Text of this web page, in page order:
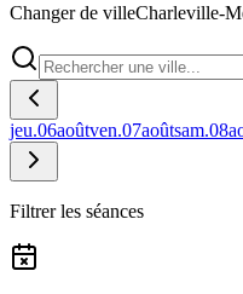
Changer de villeCharleville-
jeu.06aoûtven.07aoûtsam.08
Filtrer les séances